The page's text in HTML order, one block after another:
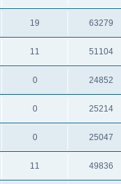
19 63279
11 51104
0 24852
0 25214
0 25047
11 49836